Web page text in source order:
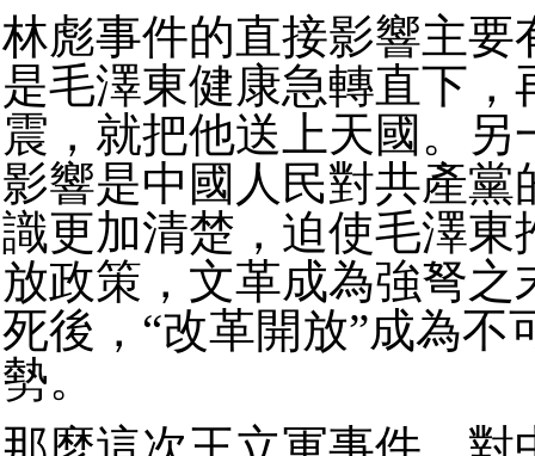
林彪事件的直接影響主要
是毛澤東健康急轉直下，
震，就把他送上天國。另
影響是中國人民對共產黨
識更加清楚，迫使毛澤東
放政策，文革成為強弩之
死後，“改革開放”成為不
勢。